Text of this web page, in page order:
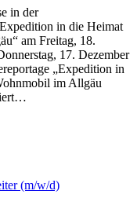
in der
in die Heimat
am Freitag, 18.
17. Dezember
„Expedition in
im Allgäu
(m/w/d)